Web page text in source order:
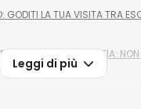
GODITI LA TUA VISITA TRA
DELLA FOTOGRAFIA:
Leggi di più